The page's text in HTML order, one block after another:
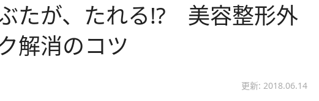
たが、たれる!? 美容整形外
解消のコツ
更新: 2018.06.14